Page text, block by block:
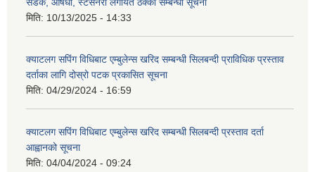
सडक, औषधी, स्टेसनरी लगायत ठेक्का सम्बन्धी सूचना
मिति: 10/13/2025 - 14:33
क्याटलग सपिंग विधिबाट एम्बुलेन्स खरिद सम्बन्धी सिलबन्दी प्राविधिक प्रस्ताव
दर्ताका लागि दोस्रो पटक प्रकासित सूचना
मिति: 04/29/2024 - 16:59
क्याटलग सपिंग विधिबाट एम्बुलेन्स खरिद सम्बन्धी सिलबन्दी प्रस्ताव दर्ता
आह्वानको सूचना
मिति: 04/04/2024 - 09:24